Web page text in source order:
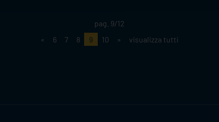
pag. 9/12
«
6 7 8 9 10 » visualizza tutti